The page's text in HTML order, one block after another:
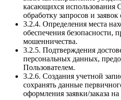
касающихся использования
обработку запросов и заявок
3.2.4. Определения места
обеспечения безопасности,
мошенничества.
3.2.5. Подтверждения
персональных данных,
Пользователем.
3.2.6. Создания учетной
сохранять данные
оформления заявки/заказа